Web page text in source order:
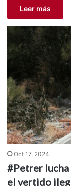
Leer más
Oct 17, 2024
#Petrer lucha
el vertido